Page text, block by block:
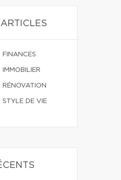
FINANCES
IMMOBILIER
RÉNOVATION
STYLE DE VIE